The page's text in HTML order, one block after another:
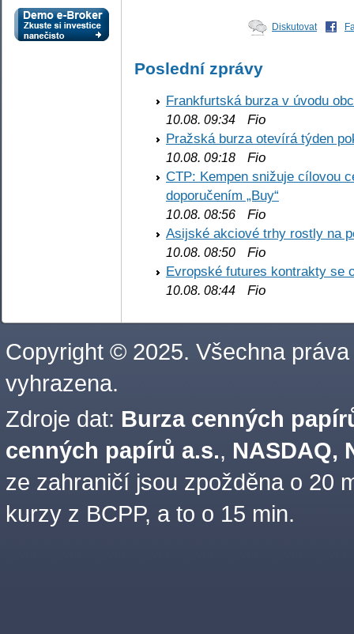
Diskutovat
Poslední zprávy
Frankfurtská burza v úvodu
10.08. 09:34 Fio
Pražská burza otevírá týden
10.08. 09:18 Fio
CTP: Kempen snižuje cílovou
doporučením „Buy“
10.08. 08:56 Fio
Asijské akciové trhy rostly na
10.08. 08:50 Fio
Evropské futures kontrakty se
10.08. 08:44 Fio
Copyright © 2025. Všechna práva
vyhrazena.
Zdroje dat: Burza cenných
cenných papírů a.s., NASDAQ,
ze zahraničí jsou zpožděna o 20
kurzy z BCPP, a to o 15 min.